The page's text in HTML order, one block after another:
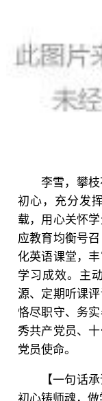
李雪，攀
初心，充分发
载，用心关怀
应教育均衡号
化英语课堂，
学习成效。主
源、定期听课
恪尽职守、务
秀共产党员、
党员使命。
【一句话
初心铸师魂，做